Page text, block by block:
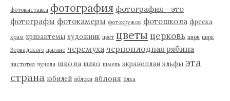
фотовыставка фотография фотография - это
фотографы фотокамеры фотокружок фотошкола фреска
храм хризантемы художник цвет цветы церковь цирк цирк
Вернадского цыгане черемуха черноплодная рябина
чистотел чучела школа шлюз шмель экраноплан эльфы эта
страна юбилей яблоки яблоня ёлка